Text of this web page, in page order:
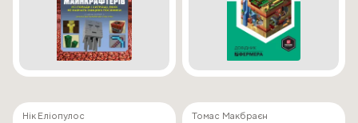
Нік Еліопулос Томас Макбраєн